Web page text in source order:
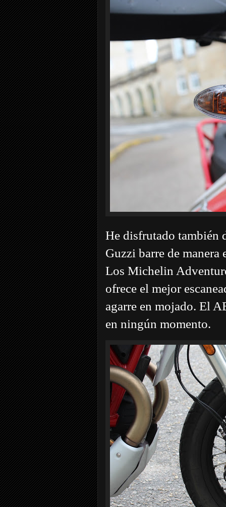
He disfrutado también
Guzzi barre de manera
Los Michelin
ofrece el mejor
agarre en mojado. El
en ningún momento.